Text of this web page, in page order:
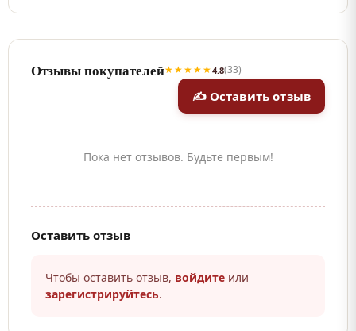
Отзывы покупателей★★★★★4.8(33)
✍ Оставить отзыв
Пока нет отзывов. Будьте первым!
Оставить отзыв
Чтобы оставить отзыв, войдите или
зарегистрируйтесь.